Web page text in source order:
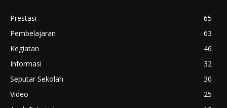
Prestasi
65
Pembelajaran
63
Kegiatan
46
Informasi
32
Seputar Sekolah
30
Video
25